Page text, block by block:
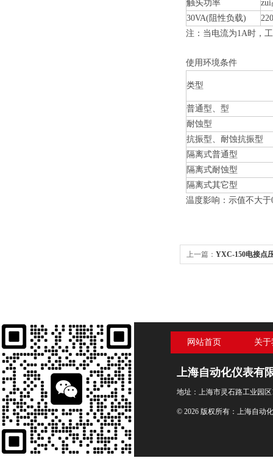
触头功率
30VA(阻性负载)
注：当电流为1A时，
使用环境条件
类型
普通型、型
耐蚀型
抗振型、耐蚀抗振型
隔离式普通型
隔离式耐蚀型
隔离式其它型
温度影响：示值不大于
上一篇： YXC-150电接点
网站首页 关
上海自动化仪表有
地址：上海市灵石路工业园区
© 2026 版权所有：上海自动